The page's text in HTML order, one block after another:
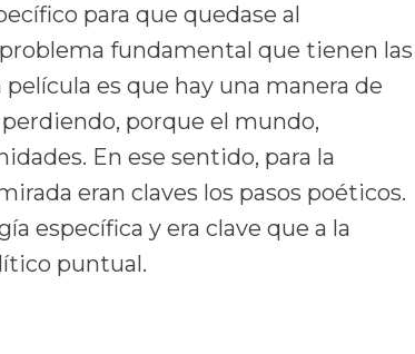
para que quedase al
fundamental que tienen las
es que hay una manera de
porque el mundo,
En ese sentido, para la
eran claves los pasos poéticos.
específica y era clave que a la
puntual.